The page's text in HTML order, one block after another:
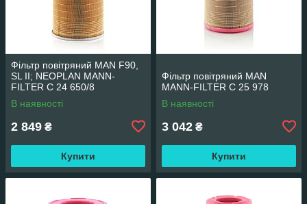
Фільтр повітряний MAN F90,
SL II; NEOPLAN MANN-
FILTER C 24 650/8
В наявності
2 849 ₴
Купити
Фільтр повітряний MAN
MANN-FILTER C 25 978
В наявності
3 042 ₴
Купити